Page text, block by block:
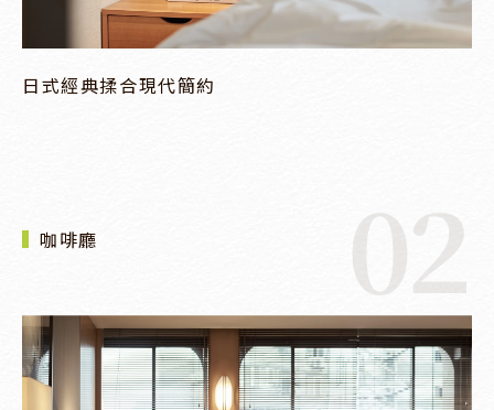
日式經典揉合現代簡約
咖啡廳 02